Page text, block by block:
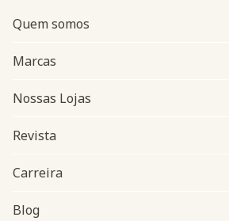
Navegação do rodapé
Quem somos
Marcas
Nossas Lojas
Revista
Carreira
Blog